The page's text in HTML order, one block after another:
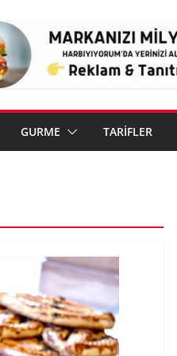
GURME TARİFLER